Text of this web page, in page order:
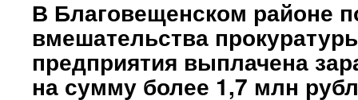
В Благовещенском районе
вмешательства
предприятия выплачена
на сумму более 1,7 млн